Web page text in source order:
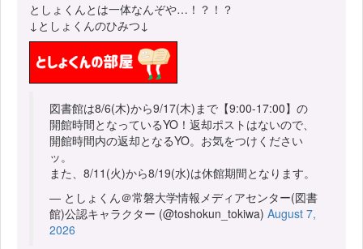
としょくんとは一体なんぞや…！？！？
↓としょくんのひみつ↓
図書館は8/6(木)から9/17(木)まで【9:00-17:00】の
開館時間となっているYO！返却ポストはないので、
開館時間内の返却となるYO。お気をつけください
ッ。
また、8/11(火)から8/19(水)は休館期間となります。
— としょくん＠常磐大学情報メディアセンター(図書
館)公認キャラクター (@toshokun_tokiwa) August 7,
2026